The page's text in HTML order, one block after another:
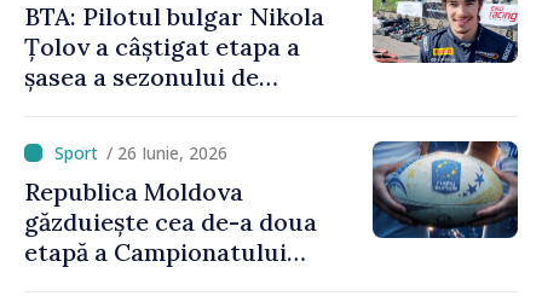
BTA: Pilotul bulgar Nikola
Țolov a câștigat etapa a
șasea a sezonului de
/ 26 Iunie, 2026
Republica Moldova
găzduiește cea de-a doua
etapă a Campionatului